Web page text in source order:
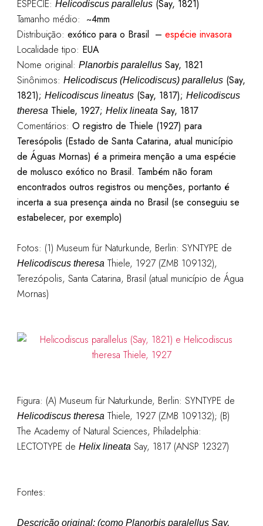
ESPÉCIE: Helicodiscus parallelus(Say, 1821)
Tamanho médio: ~4mm
Distribuição: exótico para o Brasil – espécie invasora
Localidade tipo: EUA
Nome original: Planorbis paralellusSay, 1821
Sinônimos: Helicodiscus (Helicodiscus) parallelus(Say,
1821); Helicodiscus lineatus(Say, 1817); Helicodiscus
theresaThiele, 1927; Helix lineataSay, 1817
Comentários: O registro de Thiele (1927) para
Teresópolis (Estado de Santa Catarina, atual município
de Águas Mornas) é a primeira menção a uma espécie
de molusco exótico no Brasil. Também não foram
encontrados outros registros ou menções, portanto é
incerta a sua presença ainda no Brasil (se conseguiu se
estabelecer, por exemplo)
Fotos: (1) Museum für Naturkunde, Berlin: SYNTYPE de
Helicodiscus theresaThiele, 1927 (ZMB 109132),
Terezópolis, Santa Catarina, Brasil (atual município de Água
Mornas)
Figura: (A) Museum für Naturkunde, Berlin: SYNTYPE de
Helicodiscus theresaThiele, 1927 (ZMB 109132); (B)
The Academy of Natural Sciences, Philadelphia:
LECTOTYPE de Helix lineataSay, 1817 (ANSP 12327)
Fontes:
Descrição original: (como Planorbis paralellus Say,